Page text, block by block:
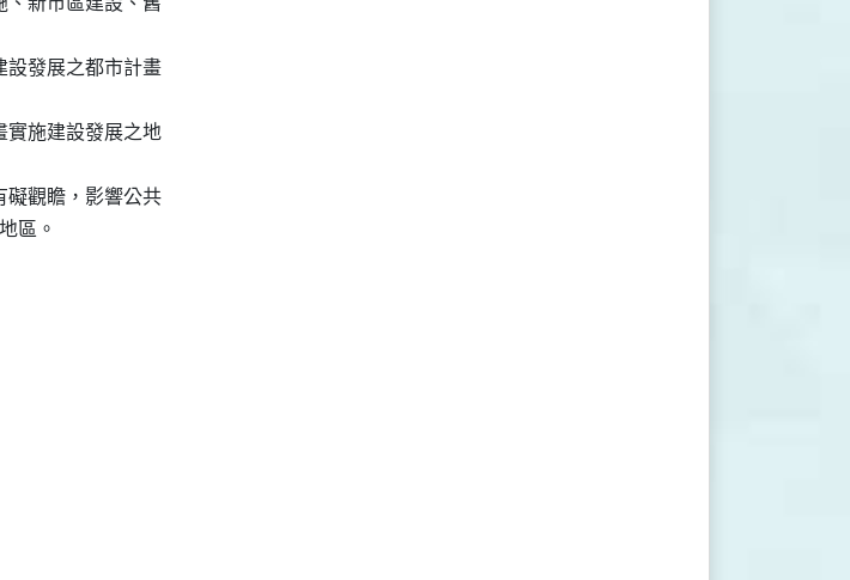
設發展之都市計畫
實施建設發展之地
礙觀瞻，影響公共